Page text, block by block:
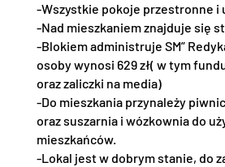
-Wszystkie pokoje przestronne i
-Nad mieszkaniem znajduje się
-Blokiem administruje SM”
osoby wynosi 629 zł( w tym
oraz zaliczki na media)
-Do mieszkania przynależy
oraz suszarnia i wózkownia do
mieszkańców.
-Lokal jest w dobrym stanie, do